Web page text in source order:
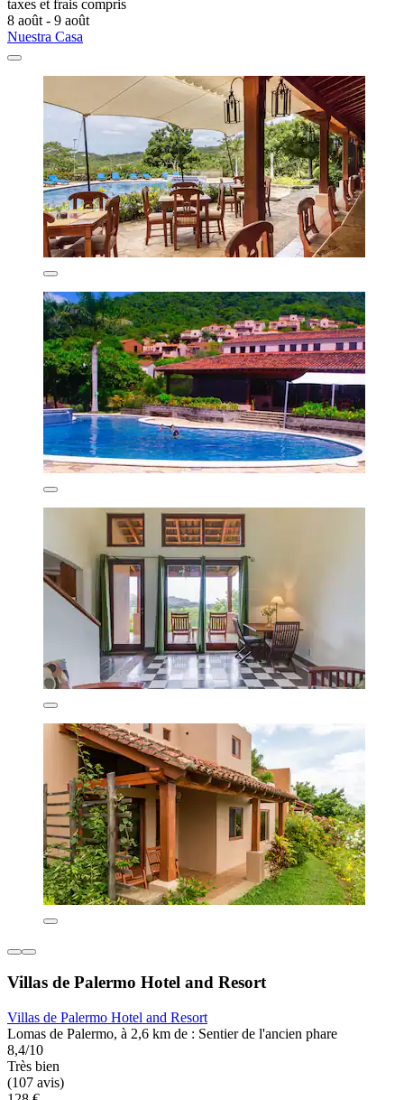
taxes et frais compris
8 août - 9 août
Nuestra Casa
Villas de Palermo Hotel and Resort
Villas de Palermo Hotel and Resort
Lomas de Palermo, à 2,6 km de : Sentier de l'ancien phare
8,4/10
Très bien
(107 avis)